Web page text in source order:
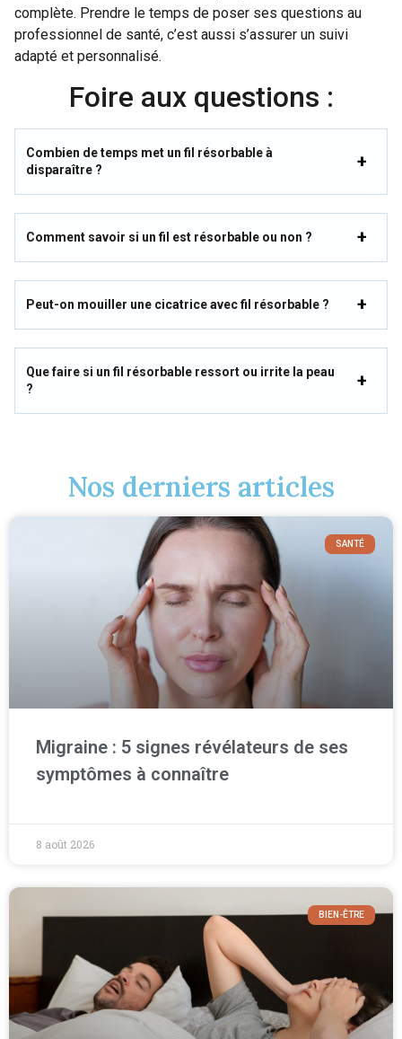
complète. Prendre le temps de poser ses questions au
professionnel de santé, c’est aussi s’assurer un suivi
adapté et personnalisé.
Foire aux questions :
Combien de temps met un fil résorbable à
disparaître ?
Comment savoir si un fil est résorbable ou non ?
Peut-on mouiller une cicatrice avec fil résorbable ?
Que faire si un fil résorbable ressort ou irrite la peau
?
Nos derniers articles
SANTÉ
Migraine : 5 signes révélateurs de ses
symptômes à connaître
8 août 2026
BIEN-ÊTRE